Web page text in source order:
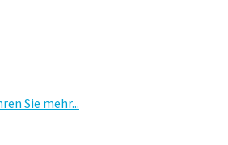
Sie mehr...